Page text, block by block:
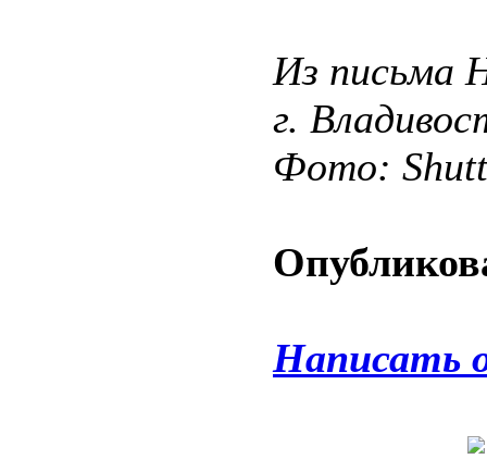
Из письма
г.
Фото:
Написать